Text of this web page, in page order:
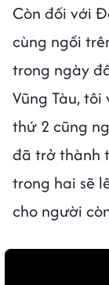
Còn đối với
cùng ngồi
trong ngày
Vũng Tàu,
thứ 2 cũng
đã trở thành
trong hai sẽ
cho người